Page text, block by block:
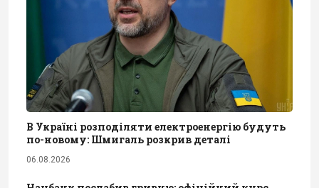
В Україні розподіляти електроенергію будуть
по-новому: Шмигаль розкрив деталі
06.08.2026